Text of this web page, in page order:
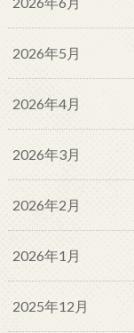
2026年5月
2026年4月
2026年3月
2026年2月
2026年1月
2025年12月